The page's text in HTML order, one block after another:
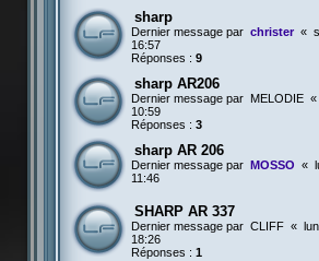
sharp
Dernier message par christer «
16:57
Réponses : 9
sharp AR206
Dernier message par MELODIE «
10:59
Réponses : 3
sharp AR 206
Dernier message par MOSSO «
11:46
SHARP AR 337
Dernier message par CLIFF «
18:26
Réponses : 1